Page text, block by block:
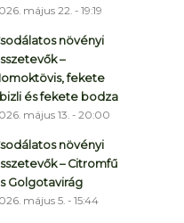
május 22. - 19:19
növényi
–
fekete
és fekete bodza
május 13. - 20:00
növényi
– Citromfű
Golgotavirág
május 5. - 15:44